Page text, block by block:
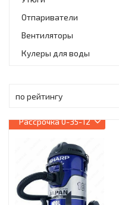
Инструменты и техника
Товары для дома
Пылесосы
Фильтры для воды
Сантехника
Отпариватели
Вентиляторы
Кулеры для воды
Рассрочка0-35-12